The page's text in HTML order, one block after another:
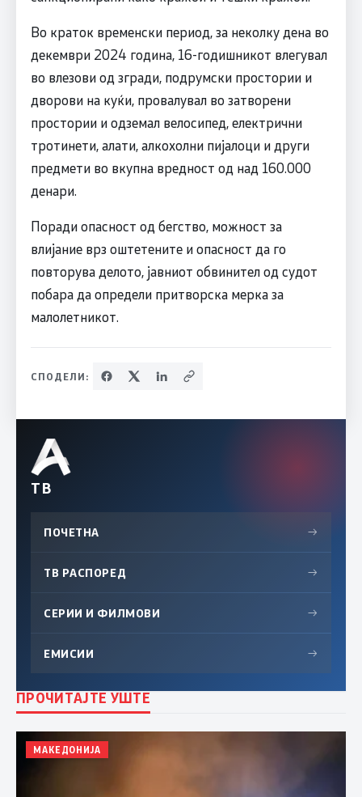
Во краток временски период, за неколку дена во
декември 2024 година, 16-годишникот влегувал
во влезови од згради, подрумски простории и
дворови на куќи, провалувал во затворени
простории и одземал велосипед, електрични
тротинети, алати, алкохолни пијалоци и други
предмети во вкупна вредност од над 160.000
денари.
Поради опасност од бегство, можност за
влијание врз оштетените и опасност да го
повторува делото, јавниот обвинител од судот
побара да определи притворска мерка за
малолетникот.
СПОДЕЛИ:
ТВ
ПОЧЕТНА →
ТВ РАСПОРЕД →
СЕРИИ И ФИЛМОВИ →
ЕМИСИИ →
ПРОЧИТАЈТЕ УШТЕ
МАКЕДОНИЈА